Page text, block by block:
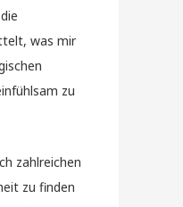
was mir
zu
zahlreichen
zu finden